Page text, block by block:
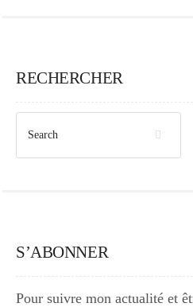
RECHERCHER
S’ABONNER
Pour suivre mon actualité et